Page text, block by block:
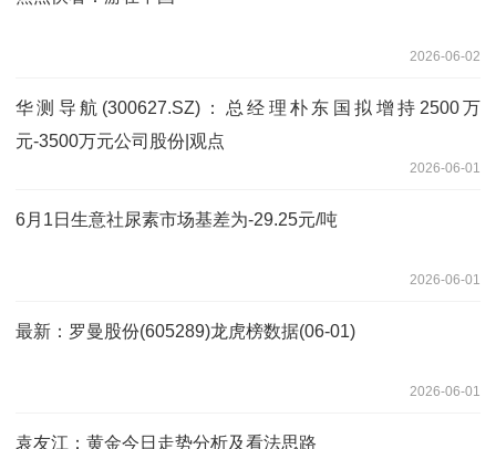
2026-06-02
华测导航(300627.SZ)：总经理朴东国拟增持2500万
元-3500万元公司股份|观点
2026-06-01
6月1日生意社尿素市场基差为-29.25元/吨
2026-06-01
最新：罗曼股份(605289)龙虎榜数据(06-01)
2026-06-01
袁友江：黄金今日走势分析及看法思路